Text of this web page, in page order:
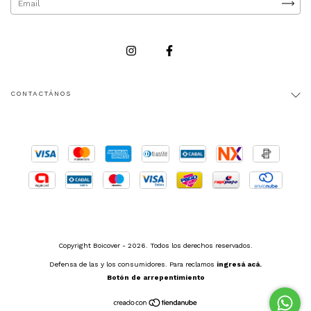
CONTACTÁNOS
Copyright Boicover - 2026. Todos los derechos reservados.
Defensa de las y los consumidores. Para reclamos ingresá acá.
Botón de arrepentimiento